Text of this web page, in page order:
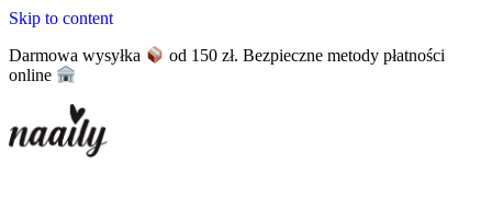
Skip to content
Darmowa wysyłka
od 150 zł. Bezpieczne metody płatności
online